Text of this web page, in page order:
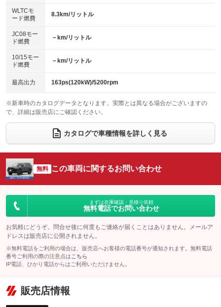
センターデフロック
：装備あり
電動格納ミラー
：装備あり
エアロ
：装備なし
ローダウン
：装備なし
ベンチシート
：装備なし
チップアップシート
：装備なし
電動格納サードシート
：装備なし シートヒーター
：装備あり
ウォークスルー
電動リアゲート フロントカメラ
：装備なし
シートエアコン
：装備あり 全周囲カメラ
：装備なし
サイドカメラ
：装備なし ルーフレール
：装備なし
エアサスペンション ヘッドライトウォッシャー
WLTCモ
ード燃費
8.3km/リットル
JC08モー
ド燃費
－km/リットル
10/15モー
ド燃費
－km/リットル
最高出力 163ps(120kW)/5200rpm
※新車時のカタログデータとなります。実際とは異なる場合がございますの
で、詳細は販売店にご確認ください。
カタログで車種情報を詳しく見る
無料 この車両に関するお問い合わせ
まずは在庫確認・見積り依頼
無料電話でお問い合わせ
お気軽にどうぞ。問合せ後に何度もご連絡が届くことはありません。メールア
ドレスは販売店に公開されません。
※無料電話をご利用の場合は、販売店へお客様の電話番号が通知されます。無料電話
番号ご利用の際の注意点は こちら
IP電話、ひかり電話からはご利用いただけません。
販売店情報